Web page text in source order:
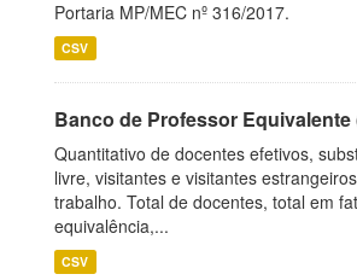
Portaria MP/MEC nº 316/2017.
CSV
Banco de Professor Equivalente
Quantitativo de docentes efetivos,
livre, visitantes e visitantes
trabalho. Total de docentes, total em
equivalência,...
CSV